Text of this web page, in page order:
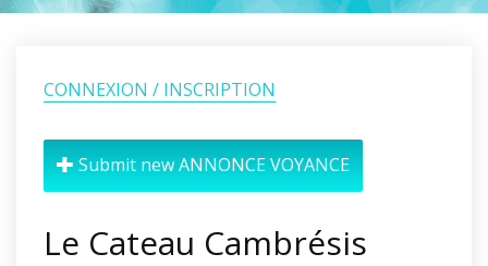
CONNEXION / INSCRIPTION
Submit new ANNONCE VOYANCE
Le Cateau Cambrésis